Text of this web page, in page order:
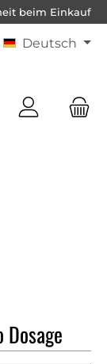
beim Einkauf
Deutsch